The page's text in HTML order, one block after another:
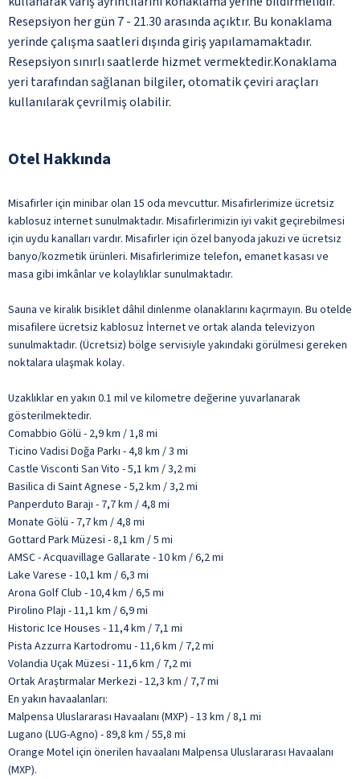
Resepsiyon her gün 7 - 21.30 arasında açıktır. Bu konaklama
yerinde çalışma saatleri dışında giriş yapılamamaktadır.
Resepsiyon sınırlı saatlerde hizmet vermektedir.Konaklama
yeri tarafından sağlanan bilgiler, otomatik çeviri araçları
kullanılarak çevrilmiş olabilir.
Otel Hakkında
Misafirler için minibar olan 15 oda mevcuttur. Misafirlerimize ücretsiz
kablosuz internet sunulmaktadır. Misafirlerimizin iyi vakit geçirebilmesi
için uydu kanalları vardır. Misafirler için özel banyoda jakuzi ve ücretsiz
banyo/kozmetik ürünleri. Misafirlerimize telefon, emanet kasası ve
masa gibi imkânlar ve kolaylıklar sunulmaktadır.
Sauna ve kiralık bisiklet dâhil dinlenme olanaklarını kaçırmayın. Bu otelde
misafilere ücretsiz kablosuz İnternet ve ortak alanda televizyon
sunulmaktadır. (Ücretsiz) bölge servisiyle yakındaki görülmesi gereken
noktalara ulaşmak kolay.
Uzaklıklar en yakın 0.1 mil ve kilometre değerine yuvarlanarak
gösterilmektedir.
Comabbio Gölü - 2,9 km / 1,8 mi
Ticino Vadisi Doğa Parkı - 4,8 km / 3 mi
Castle Visconti San Vito - 5,1 km / 3,2 mi
Basilica di Saint Agnese - 5,2 km / 3,2 mi
Panperduto Barajı - 7,7 km / 4,8 mi
Monate Gölü - 7,7 km / 4,8 mi
Gottard Park Müzesi - 8,1 km / 5 mi
AMSC - Acquavillage Gallarate - 10 km / 6,2 mi
Lake Varese - 10,1 km / 6,3 mi
Arona Golf Club - 10,4 km / 6,5 mi
Pirolino Plajı - 11,1 km / 6,9 mi
Historic Ice Houses - 11,4 km / 7,1 mi
Pista Azzurra Kartodromu - 11,6 km / 7,2 mi
Volandia Uçak Müzesi - 11,6 km / 7,2 mi
Ortak Araştırmalar Merkezi - 12,3 km / 7,7 mi
En yakın havaalanları:
Malpensa Uluslararası Havaalanı (MXP) - 13 km / 8,1 mi
Lugano (LUG-Agno) - 89,8 km / 55,8 mi
Orange Motel için önerilen havaalanı Malpensa Uluslararası Havaalanı
(MXP).